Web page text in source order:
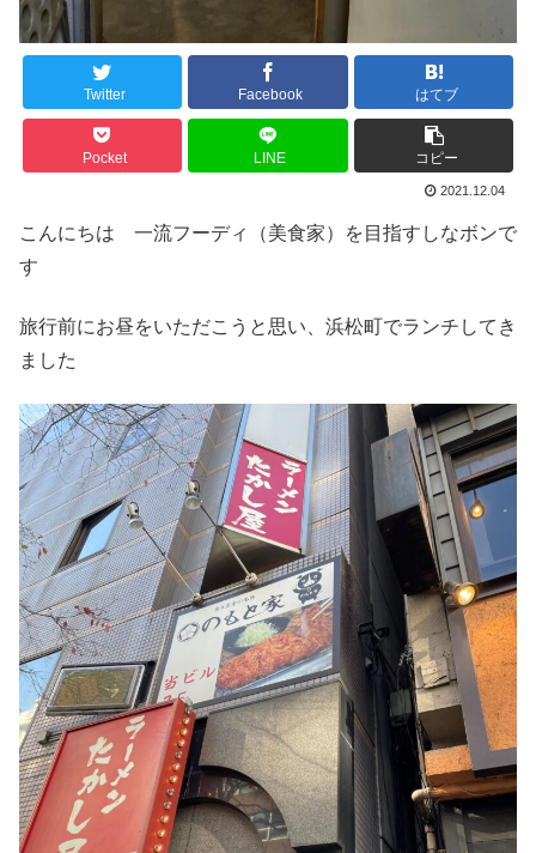
Twitter Facebook はてブ
Pocket LINE コピー
2021.12.04
こんにちは 一流フーディ（美食家）を目指すしなボンで
す
旅行前にお昼をいただこうと思い、浜松町でランチしてき
ました